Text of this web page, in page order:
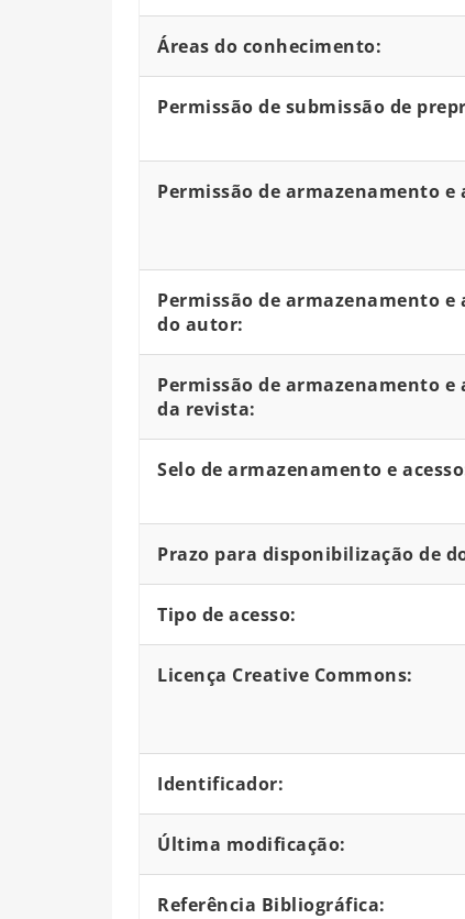
Áreas do conhecimento:
Permissão de submissão de
Permissão de armazenamento e
Permissão de armazenamento e
do autor:
Permissão de armazenamento e
da revista:
Selo de armazenamento e
Prazo para disponibilização de
Tipo de acesso:
Licença Creative Commons:
Identificador:
Última modificação:
Referência Bibliográfica: